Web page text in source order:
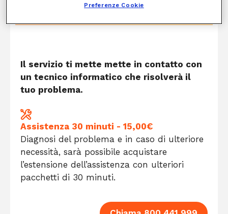
Il servizio ti mette mette in contatto con
un tecnico informatico che risolverà il
tuo problema.
Assistenza 30 minuti - 15,00€
Diagnosi del problema e in caso di ulteriore
necessità, sarà possibile acquistare
l’estensione dell’assistenza con ulteriori
pacchetti di 30 minuti.
Preferenze Cookie